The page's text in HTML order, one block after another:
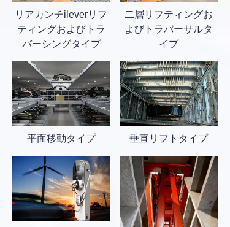
リアカンチileverリフ
ティングおよびトラ
バーシングタイプ
二層リフティングお
よびトラバーサルタ
イプ
平面移動タイプ 垂直リフトタイプ